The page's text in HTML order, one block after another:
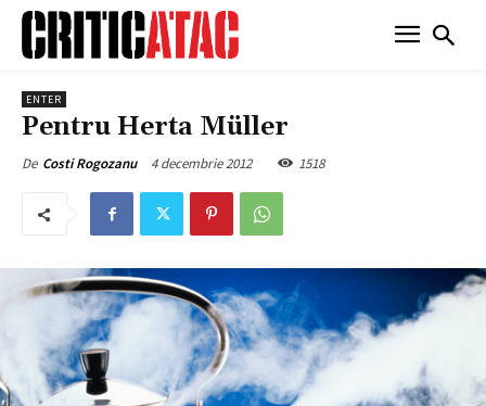
ENTER
Pentru Herta Müller
De Costi Rogozanu 4 decembrie 2012 1518